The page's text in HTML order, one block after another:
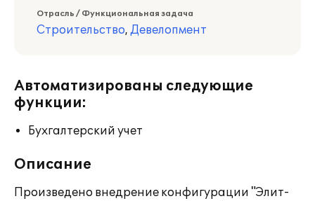
Отрасль / Функциональная задача
Строительство, Девелопмент
Автоматизированы следующие
функции:
Бухгалтерский учет
Описание
Произведено внедрение конфигурации "Элит-